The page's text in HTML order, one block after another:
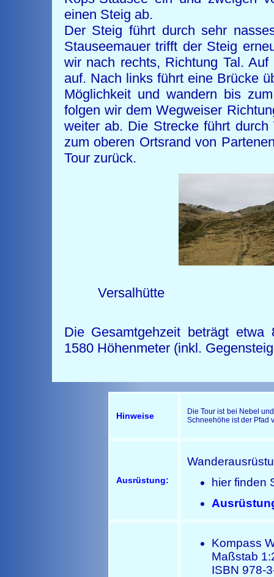
einen Steig ab.
Der Steig führt durch sehr
Stauseemauer trifft der Steig
wir nach rechts, Richtung Tal.
auf. Nach links führt eine Brücke
Möglichkeit und wandern bis
folgen wir dem Wegweiser
weiter ab. Die Strecke führt
zum oberen Ortsrand von
Tour zurück.
Versalhütte
Die Gesamtgehzeit beträgt
1580 Höhenmeter (inkl.
Hinweise
Die Tour ist bei Nebel
Schneehöhe ist der Pfad
Ausrüstung:
hier finden
Kompass
Maßstab
ISBN 978-